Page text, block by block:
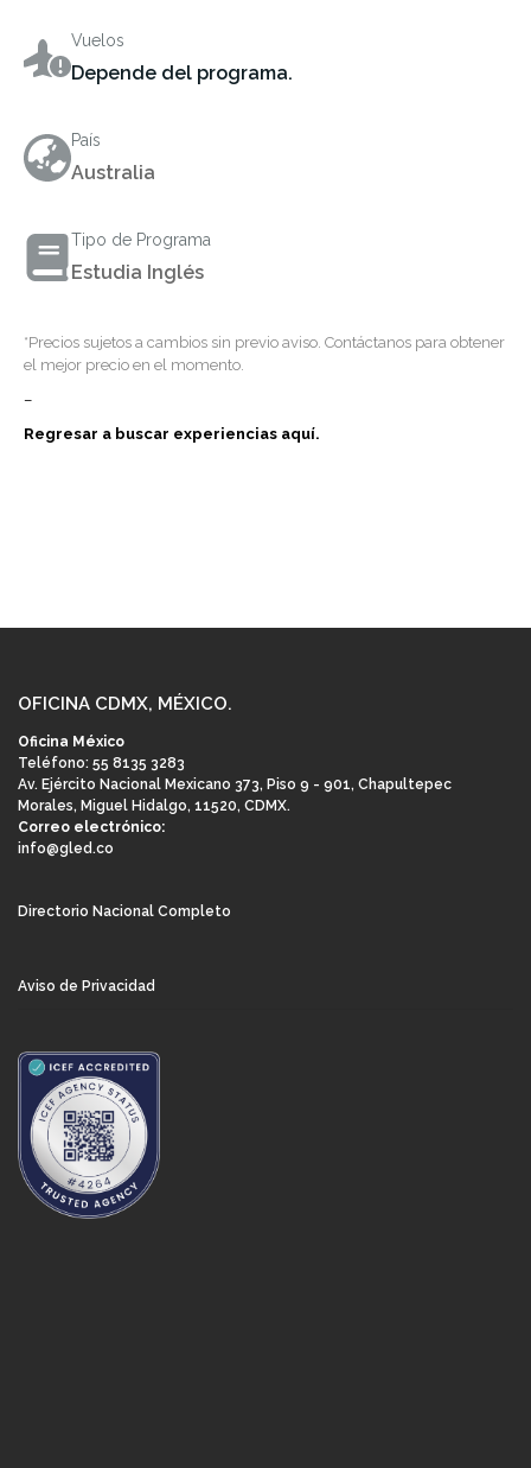
Vuelos
Depende del programa.
País
Australia
Tipo de Programa
Estudia Inglés
*Precios sujetos a cambios sin previo aviso. Contáctanos para obtener
el mejor precio en el momento.
–
Regresar a buscar experiencias aquí.
OFICINA CDMX, MÉXICO.
Oficina México
Teléfono: 55 8135 3283
Av. Ejército Nacional Mexicano 373, Piso 9 - 901, Chapultepec
Morales, Miguel Hidalgo, 11520, CDMX.
Correo electrónico:
info@gled.co
Directorio Nacional Completo
Aviso de Privacidad